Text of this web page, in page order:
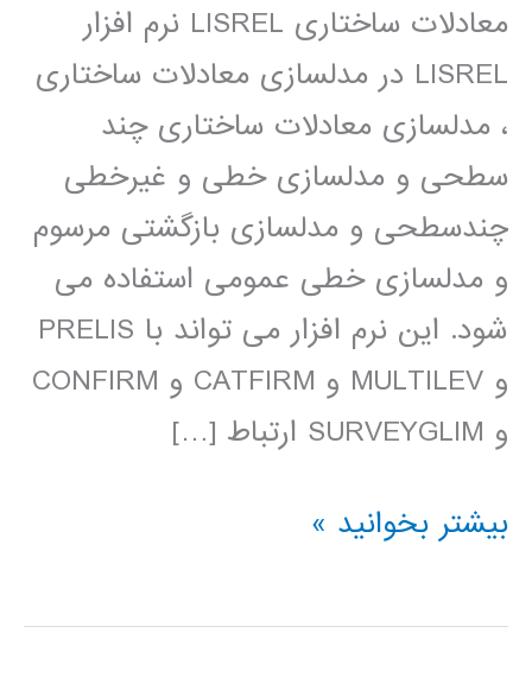
معادلات ساختاری LISREL نرم افزار
LISREL در مدلسازی معادلات ساختاری
، مدلسازی معادلات ساختاری چند
سطحی و مدلسازی خطی و غیرخطی
چندسطحی و مدلسازی بازگشتی مرسوم
و مدلسازی خطی عمومی استفاده می
شود. این نرم افزار می تواند با PRELIS
و MULTILEV و CATFIRM و CONFIRM
و SURVEYGLIM ارتباط […]
فیلم
فارسی
بیشتر بخوانید »